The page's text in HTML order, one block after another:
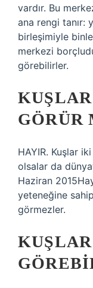
vardır. Bu
ana rengi tanır:
birleşimiyle
merkezi
görebilirler.
GÖRÜR
HAYIR. Kuşlar
olsalar da
Haziran
yeteneğine
görmezler.